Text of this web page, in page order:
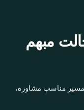
مبهم
مسیر مناسب مشاوره،